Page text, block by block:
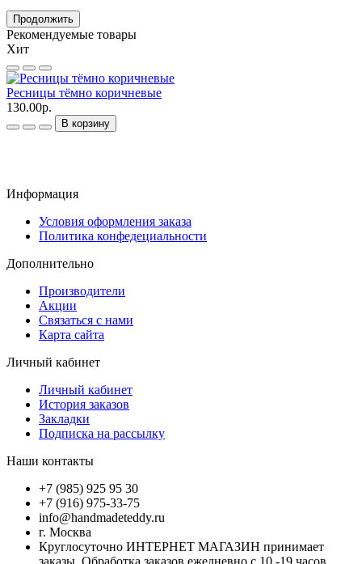
Продолжить
Рекомендуемые товары
Хит
Ресницы тёмно коричневые
130.00р.
В корзину
Информация
Условия оформления заказа
Политика конфедециальности
Дополнительно
Производители
Акции
Связаться с нами
Карта сайта
Личный кабинет
Личный кабинет
История заказов
Закладки
Подписка на рассылку
Наши контакты
+7 (985) 925 95 30
+7 (916) 975-33-75
info@handmadeteddy.ru
г. Москва
Круглосуточно ИНТЕРНЕТ МАГАЗИН принимает